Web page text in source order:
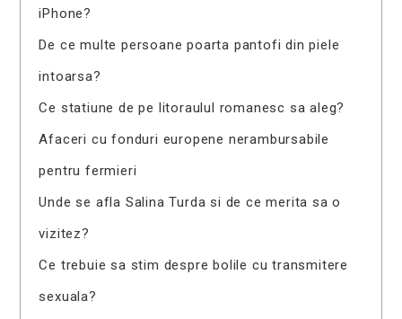
iPhone?
De ce multe persoane poarta pantofi din piele
intoarsa?
Ce statiune de pe litoraulul romanesc sa aleg?
Afaceri cu fonduri europene nerambursabile
pentru fermieri
Unde se afla Salina Turda si de ce merita sa o
vizitez?
Ce trebuie sa stim despre bolile cu transmitere
sexuala?